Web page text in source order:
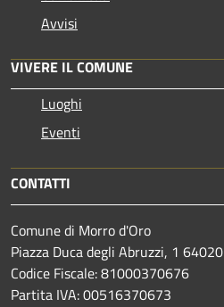
Avvisi
VIVERE IL COMUNE
Luoghi
Eventi
CONTATTI
Comune di Morro d'Oro
Piazza Duca degli Abruzzi, 1 64020
Codice Fiscale: 81000370676
Partita IVA: 00516370673